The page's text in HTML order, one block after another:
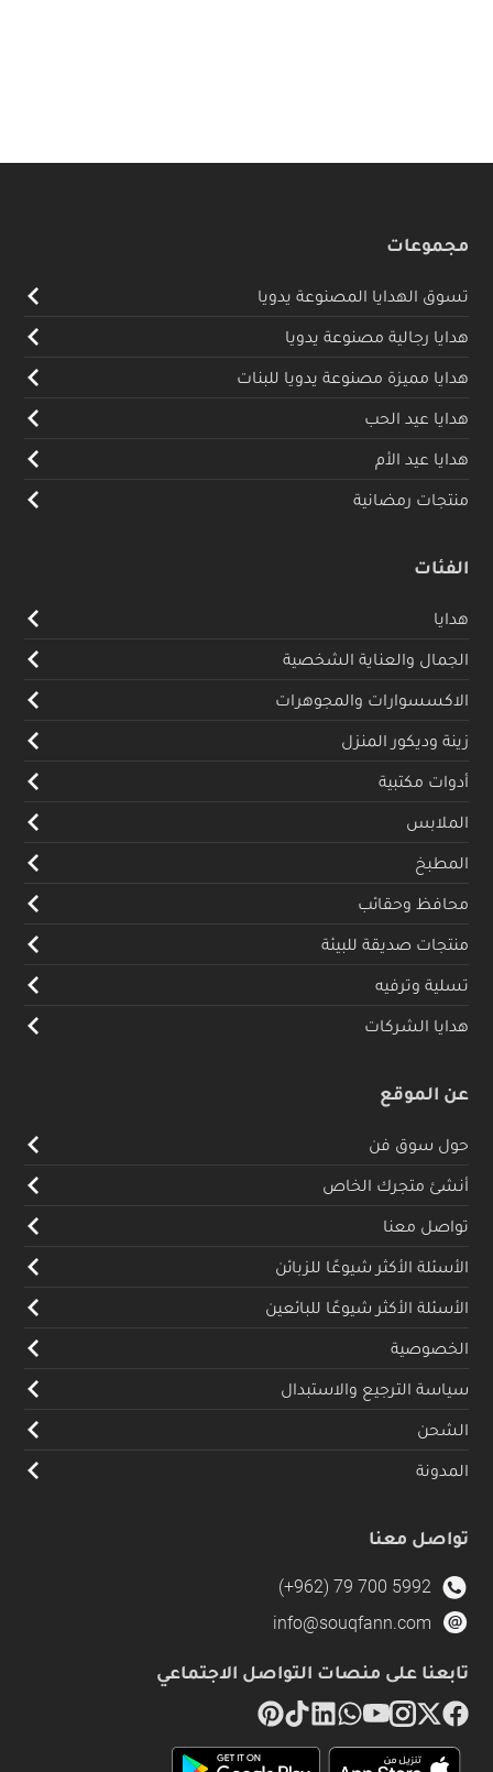
مجموعات
تسوق الهدايا المصنوعة يدويا
هدايا رجالية مصنوعة يدويا
هدايا مميزة مصنوعة يدويا للبنات
هدايا عيد الحب
هدايا عيد الأم
منتجات رمضانية
الفئات
هدايا
الجمال والعناية الشخصية
الاكسسوارات والمجوهرات
زينة وديكور المنزل
أدوات مكتبية
الملابس
المطبخ
محافظ وحقائب
منتجات صديقة للبيئة
تسلية وترفيه
هدايا الشركات
عن الموقع
حول سوق فن
أنشئ متجرك الخاص
تواصل معنا
الأسئلة الأكثر شيوعًا للزبائن
الأسئلة الأكثر شيوعًا للبائعين
الخصوصية
سياسة الترجيع والاستبدال
الشحن
المدونة
تواصل معنا
(+962) 79 700 5992
info@souqfann.com
تابعنا على منصات التواصل الاجتماعي